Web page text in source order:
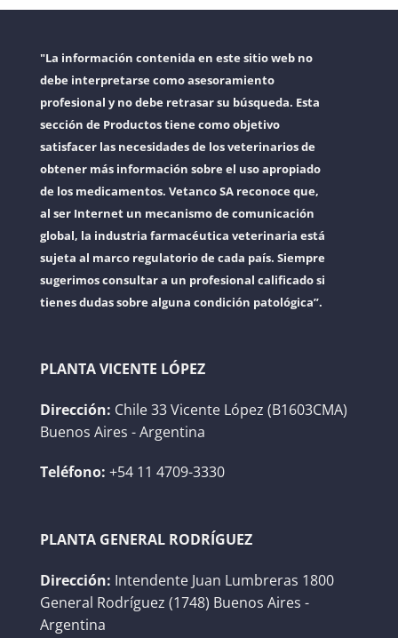
"La información contenida en este sitio web no
debe interpretarse como asesoramiento
profesional y no debe retrasar su búsqueda. Esta
sección de Productos tiene como objetivo
satisfacer las necesidades de los veterinarios de
obtener más información sobre el uso apropiado
de los medicamentos. Vetanco SA reconoce que,
al ser Internet un mecanismo de comunicación
global, la industria farmacéutica veterinaria está
sujeta al marco regulatorio de cada país. Siempre
sugerimos consultar a un profesional calificado si
tienes dudas sobre alguna condición patológica”.
PLANTA VICENTE LÓPEZ
Dirección: Chile 33 Vicente López (B1603CMA)
Buenos Aires - Argentina
Teléfono: +54 11 4709-3330
PLANTA GENERAL RODRÍGUEZ
Dirección: Intendente Juan Lumbreras 1800
General Rodríguez (1748) Buenos Aires -
Argentina